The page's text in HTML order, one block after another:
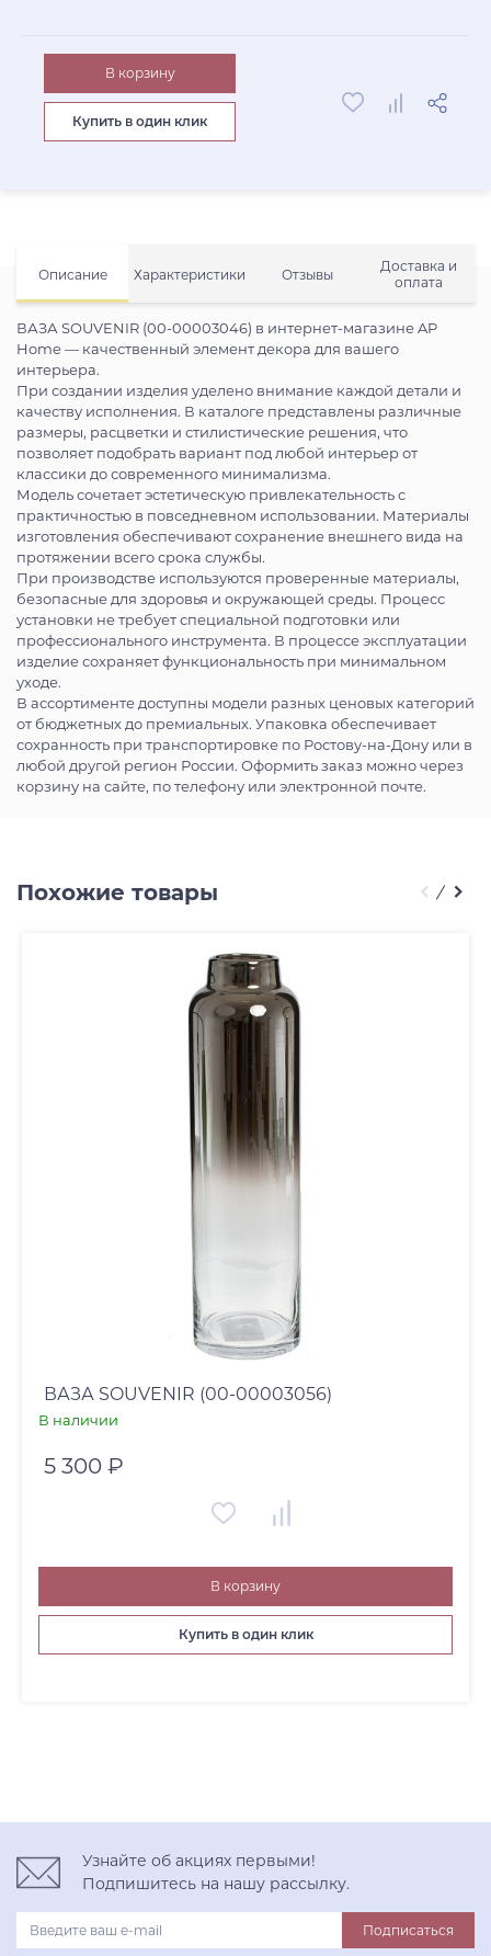
Описание Характеристики Отзывы
Доставка и
оплата
ВАЗА SOUVENIR (00-00003046) в интернет-магазине AP
Home — качественный элемент декора для вашего
интерьера.
При создании изделия уделено внимание каждой детали и
качеству исполнения. В каталоге представлены различные
размеры, расцветки и стилистические решения, что
позволяет подобрать вариант под любой интерьер от
классики до современного минимализма.
Модель сочетает эстетическую привлекательность с
практичностью в повседневном использовании. Материалы
изготовления обеспечивают сохранение внешнего вида на
протяжении всего срока службы.
При производстве используются проверенные материалы,
безопасные для здоровья и окружающей среды. Процесс
установки не требует специальной подготовки или
профессионального инструмента. В процессе эксплуатации
изделие сохраняет функциональность при минимальном
уходе.
В ассортименте доступны модели разных ценовых категорий
от бюджетных до премиальных. Упаковка обеспечивает
сохранность при транспортировке по Ростову-на-Дону или в
любой другой регион России. Оформить заказ можно через
корзину на сайте, по телефону или электронной почте.
В корзину
Купить в один клик
Похожие товары
ВАЗА SOUVENIR (00-00003056)
В наличии
5 300 ₽
В корзину
Купить в один клик
Узнайте об акциях первыми!
Подпишитесь на нашу рассылку.
Подписаться